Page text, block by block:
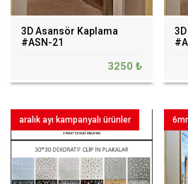
3D Asansör Kaplama
#ASN-21
3250 ₺
aralık ayı kampanyalı ürünler